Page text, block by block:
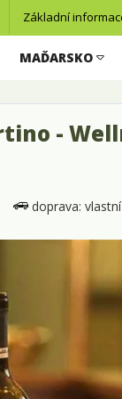
Základní
MAĎARSKO
-
doprava: vlastní